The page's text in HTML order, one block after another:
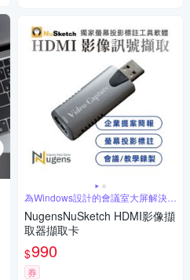
為Windows設計的會議室大屏解決方
案
NugensNuSketch HDMI影像擷
取器擷取卡
$990
券